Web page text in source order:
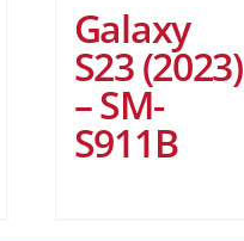
Galaxy
S23 (2023)
– SM-
S911B